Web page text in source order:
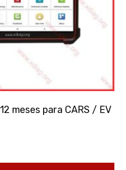
meses para CARS / EV